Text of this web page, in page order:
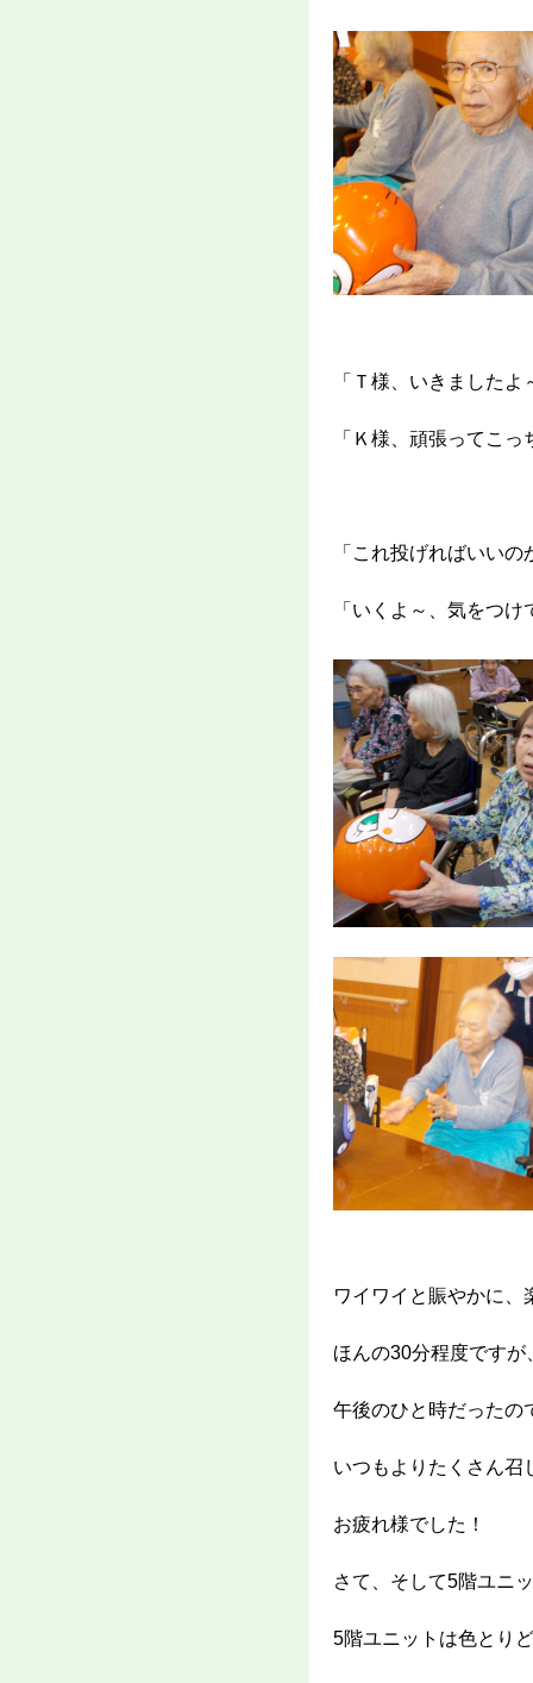
「Ｔ様、いきましたよ
「Ｋ様、頑張ってこ
「これ投げればいい
「いくよ～、気をつ
ワイワイと賑やかに、
ほんの30分程度です
午後のひと時だったの
いつもよりたくさん召
お疲れ様でした！
さて、そして5階ユニ
5階ユニットは色とり